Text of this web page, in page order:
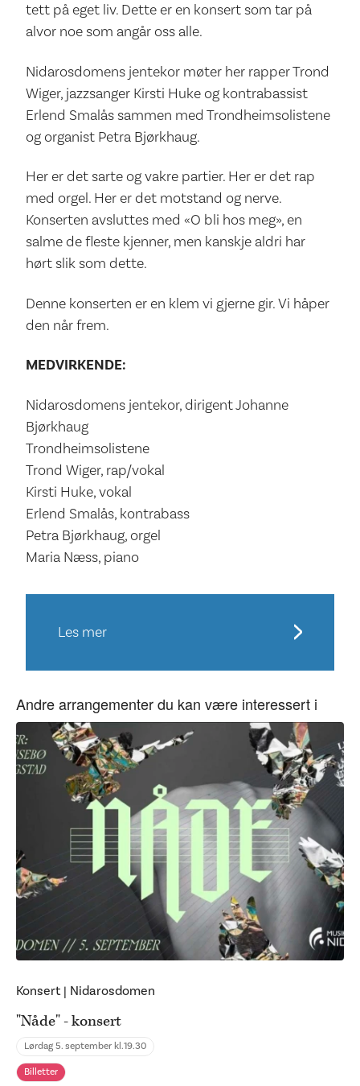
tett på eget liv. Dette er en konsert som tar på
alvor noe som angår oss alle.
Nidarosdomens jentekor møter her rapper Trond
Wiger, jazzsanger Kirsti Huke og kontrabassist
Erlend Smalås sammen med Trondheimsolistene
og organist Petra Bjørkhaug.
Her er det sarte og vakre partier. Her er det rap
med orgel. Her er det motstand og nerve.
Konserten avsluttes med «O bli hos meg», en
salme de fleste kjenner, men kanskje aldri har
hørt slik som dette.
Denne konserten er en klem vi gjerne gir. Vi håper
den når frem.
MEDVIRKENDE:
Nidarosdomens jentekor, dirigent Johanne
Bjørkhaug
Trondheimsolistene
Trond Wiger, rap/vokal
Kirsti Huke, vokal
Erlend Smalås, kontrabass
Petra Bjørkhaug, orgel
Maria Næss, piano
Les mer
Andre arrangementer du kan være interessert i
Konsert | Nidarosdomen
"Nåde" - konsert
Lørdag 5. september kl.19.30
Billetter